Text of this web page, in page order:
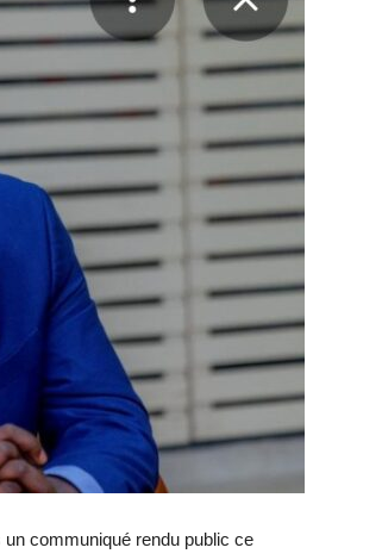
un communiqué rendu public ce